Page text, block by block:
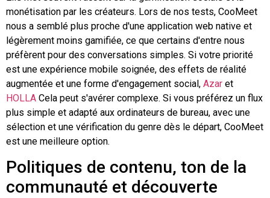
monétisation par les créateurs. Lors de nos tests, CooMeet
nous a semblé plus proche d'une application web native et
légèrement moins gamifiée, ce que certains d'entre nous
préfèrent pour des conversations simples. Si votre priorité
est une expérience mobile soignée, des effets de réalité
augmentée et une forme d'engagement social, Azar et
HOLLA Cela peut s'avérer complexe. Si vous préférez un flux
plus simple et adapté aux ordinateurs de bureau, avec une
sélection et une vérification du genre dès le départ, CooMeet
est une meilleure option.
Politiques de contenu, ton de la
communauté et découverte